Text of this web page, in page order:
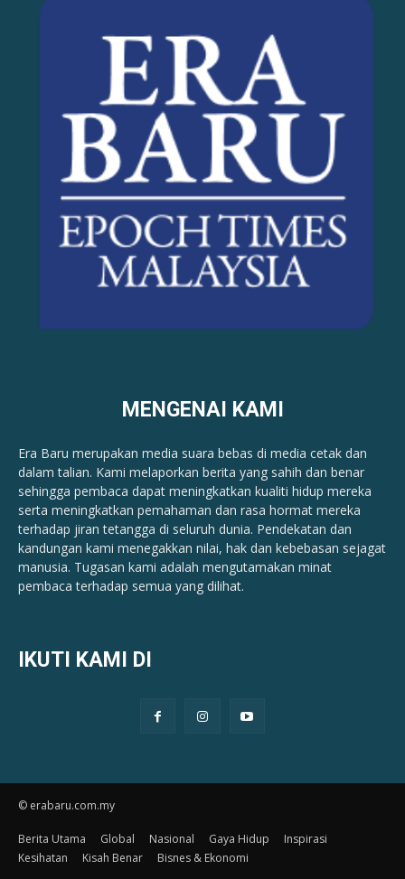
MENGENAI KAMI
Era Baru merupakan media suara bebas di media cetak dan
dalam talian. Kami melaporkan berita yang sahih dan benar ​​
sehingga pembaca dapat meningkatkan kualiti hidup mereka
serta meningkatkan pemahaman dan rasa hormat mereka
terhadap jiran tetangga di seluruh dunia. Pendekatan dan
kandungan kami menegakkan nilai, hak dan kebebasan sejagat
manusia. Tugasan kami adalah mengutamakan minat
pembaca terhadap semua yang dilihat.
IKUTI KAMI DI
© erabaru.com.my
Berita Utama Global Nasional Gaya Hidup
Inspirasi
Kesihatan
Kisah Benar Bisnes & Ekonomi